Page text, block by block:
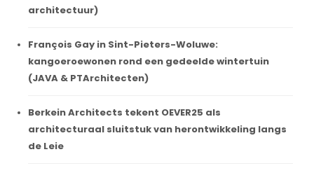
architectuur)
François Gay in Sint-Pieters-Woluwe:
kangoeroewonen rond een gedeelde wintertuin
(JAVA & PTArchitecten)
Berkein Architects tekent OEVER25 als
architecturaal sluitstuk van herontwikkeling langs
de Leie